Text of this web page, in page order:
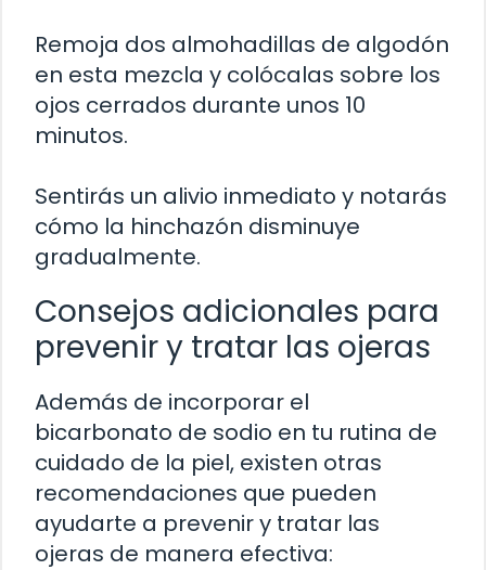
Remoja dos almohadillas de algodón
en esta mezcla y colócalas sobre los
ojos cerrados durante unos 10
minutos.
Sentirás un alivio inmediato y notarás
cómo la hinchazón disminuye
gradualmente.
Consejos adicionales para
prevenir y tratar las ojeras
Además de incorporar el
bicarbonato de sodio en tu rutina de
cuidado de la piel, existen otras
recomendaciones que pueden
ayudarte a prevenir y tratar las
ojeras de manera efectiva: